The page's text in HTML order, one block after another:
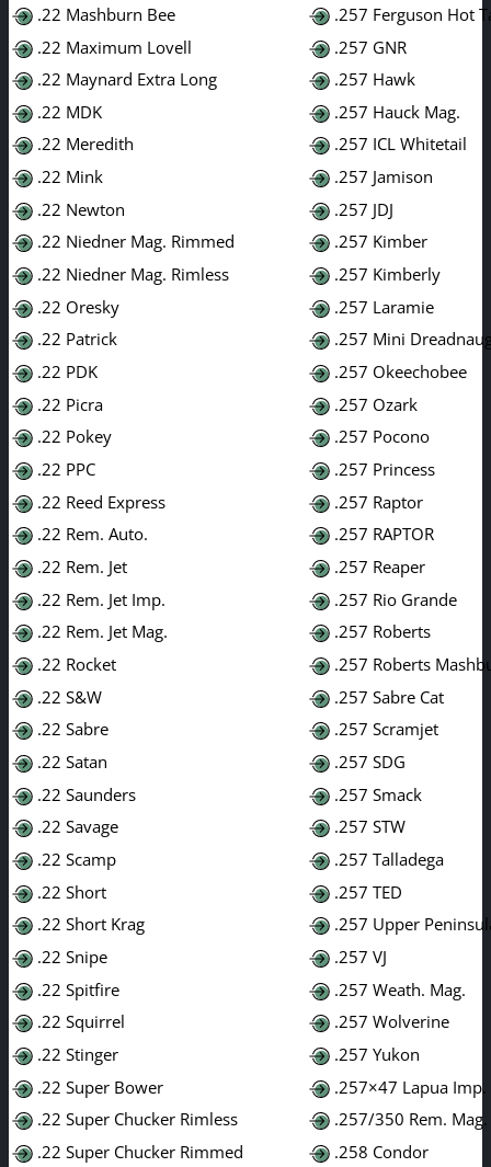
.22 Mashburn Bee
.22 Maximum Lovell
.22 Maynard Extra Long
.22 MDK
.22 Meredith
.22 Mink
.22 Newton
.22 Niedner Mag. Rimmed
.22 Niedner Mag. Rimless
.22 Oresky
.22 Patrick
.22 PDK
.22 Picra
.22 Pokey
.22 PPC
.22 Reed Express
.22 Rem. Auto.
.22 Rem. Jet
.22 Rem. Jet Imp.
.22 Rem. Jet Mag.
.22 Rocket
.22 S&W
.22 Sabre
.22 Satan
.22 Saunders
.22 Savage
.22 Scamp
.22 Short
.22 Short Krag
.22 Snipe
.22 Spitfire
.22 Squirrel
.22 Stinger
.22 Super Bower
.22 Super Chucker Rimless
.22 Super Chucker Rimmed
.257 Ferguson Hot
.257 GNR
.257 Hawk
.257 Hauck Mag.
.257 ICL Whitetail
.257 Jamison
.257 JDJ
.257 Kimber
.257 Kimberly
.257 Laramie
.257 Mini
.257 Okeechobee
.257 Ozark
.257 Pocono
.257 Princess
.257 Raptor
.257 RAPTOR
.257 Reaper
.257 Rio Grande
.257 Roberts
.257 Roberts
.257 Sabre Cat
.257 Scramjet
.257 SDG
.257 Smack
.257 STW
.257 Talladega
.257 TED
.257 Upper
.257 VJ
.257 Weath. Mag.
.257 Wolverine
.257 Yukon
.257×47 Lapua Imp.
.257/350 Rem. Mag.
.258 Condor